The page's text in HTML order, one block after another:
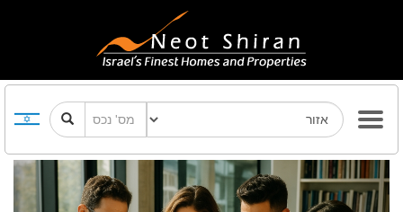
Previous Next